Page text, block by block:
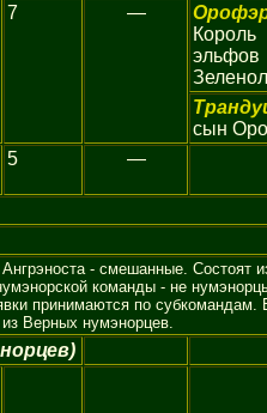
7 —
Король
эльфов
сын
5 —
- смешанные. Состоят
команды - не
принимаются по
Верных нумэнорцев.